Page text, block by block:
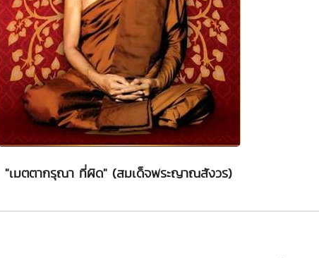
"เมตตากรุณา ที่ผิด" (สมเด็จพระญาณสังวร)